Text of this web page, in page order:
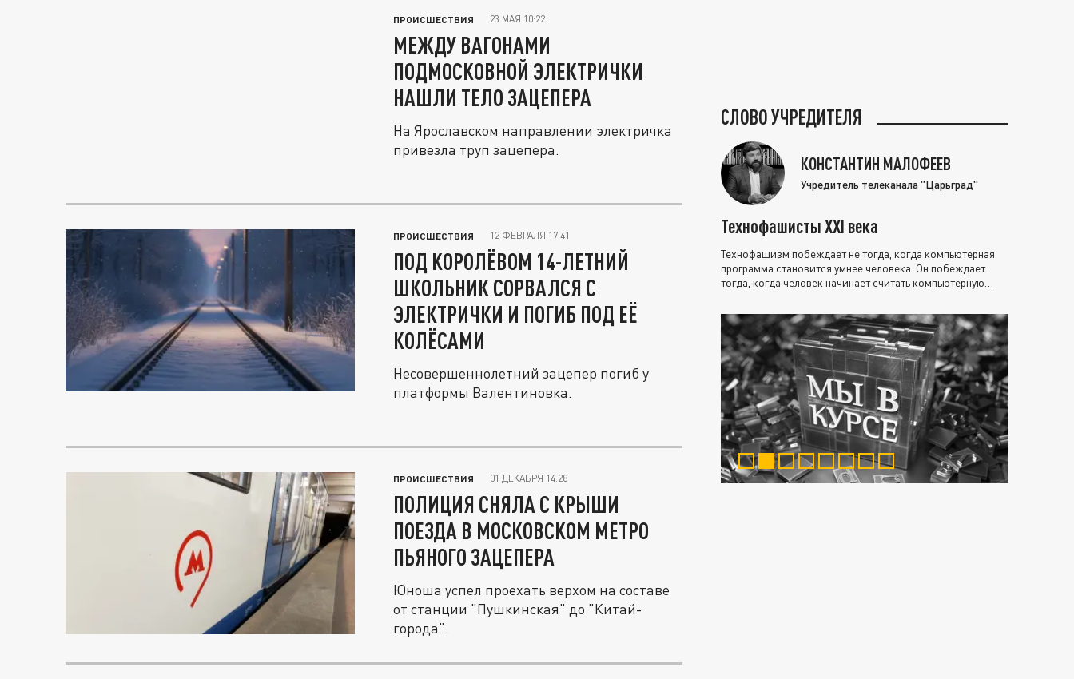
ПРОИСШЕСТВИЯ 23 МАЯ 10:22
МЕЖДУ ВАГОНАМИ
ПОДМОСКОВНОЙ ЭЛЕКТРИЧКИ
НАШЛИ ТЕЛО ЗАЦЕПЕРА
На Ярославском направлении электричка
привезла труп зацепера.
ПРОИСШЕСТВИЯ 12 ФЕВРАЛЯ 17:41
ПОД КОРОЛЁВОМ 14-ЛЕТНИЙ
ШКОЛЬНИК СОРВАЛСЯ С
ЭЛЕКТРИЧКИ И ПОГИБ ПОД ЕЁ
КОЛЁСАМИ
Несовершеннолетний зацепер погиб у
платформы Валентиновка.
ПРОИСШЕСТВИЯ 01 ДЕКАБРЯ 14:28
ПОЛИЦИЯ СНЯЛА С КРЫШИ
ПОЕЗДА В МОСКОВСКОМ МЕТРО
ПЬЯНОГО ЗАЦЕПЕРА
Юноша успел проехать верхом на составе
от станции "Пушкинская" до "Китай-
города".
СЛОВО УЧРЕДИТЕЛЯ
КОНСТАНТИН МАЛОФЕЕВ
Учредитель телеканала "Царьград"
Технофашисты XXI века
Технофашизм побеждает не тогда, когда компьютерная
программа становится умнее человека. Он побеждает
тогда, когда человек начинает считать компьютерную